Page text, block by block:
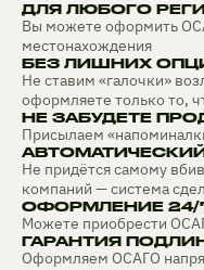
ДЛЯ ЛЮБОГО
Вы можете оформить
местонахождения
БЕЗ ЛИШНИХ
Не ставим «галочки»
оформляете только то,
НЕ ЗАБУДЕТЕ
Присылаем
Не придётся самому
компаний — система
ОФОРМЛЕНИЕ 24/
Можете приобрести
ГАРАНТИЯ
Оформляем ОСАГО